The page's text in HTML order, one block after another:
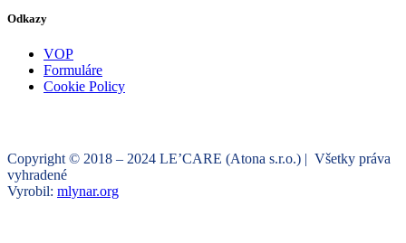
Odkazy
VOP
Formuláre
Cookie Policy
Copyright © 2018 – 2024 LE’CARE (Atona s.r.o.) | Všetky práva
vyhradené
Vyrobil: mlynar.org